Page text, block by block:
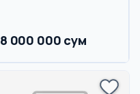
8 000 000 сум